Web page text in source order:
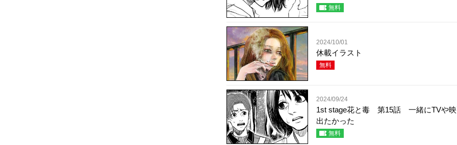
無料
2024/10/01
休載イラスト
無料
2024/09/24
1st stage花と毒 第15話 一緒にTVや
出たかった
無料